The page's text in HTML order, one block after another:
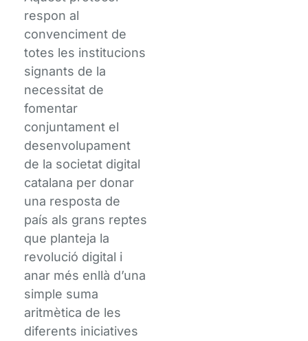
respon al
convenciment de
totes les institucions
signants de la
necessitat de
fomentar
conjuntament el
desenvolupament
de la societat digital
catalana per donar
una resposta de
país als grans reptes
que planteja la
revolució digital i
anar més enllà d’una
simple suma
aritmètica de les
diferents iniciatives